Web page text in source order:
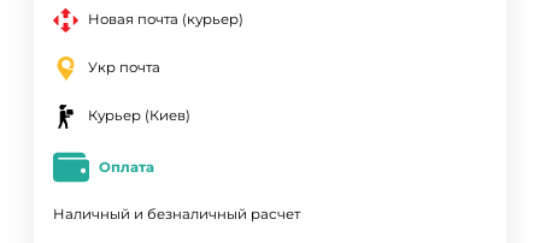
Новая почта (курьер)
Укр почта
Курьер (Киев)
Оплата
Наличный и безналичный расчет